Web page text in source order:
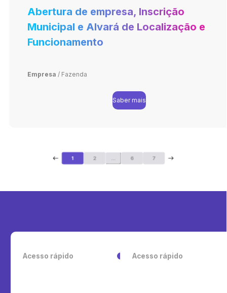
Abertura de empresa, Inscrição
Municipal e Alvará de Localização e
Funcionamento
Empresa / Fazenda
Saber mais
1 2 6 7
Acesso rápido Acesso rápido